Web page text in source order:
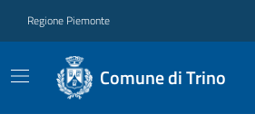
Regione Piemonte
Comune di Trino